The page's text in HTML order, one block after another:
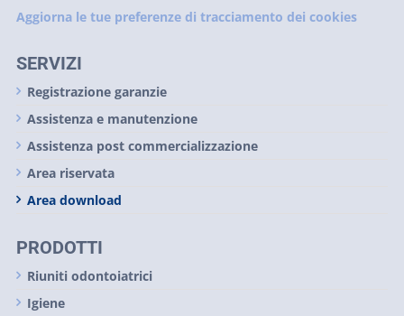
Aggiorna le tue preferenze di tracciamento dei cookies
SERVIZI
Registrazione garanzie
Assistenza e manutenzione
Assistenza post commercializzazione
Area riservata
Area download
PRODOTTI
Riuniti odontoiatrici
Igiene